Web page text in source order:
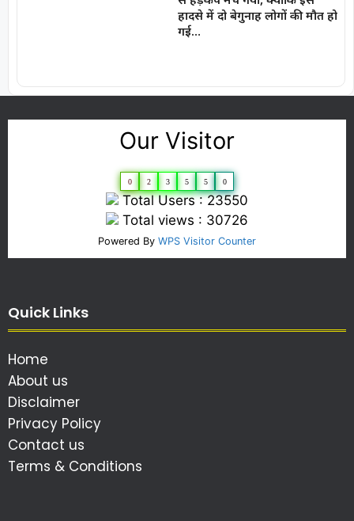
हादसे में दो बेगुनाह लोगों की मौत हो
गई…
Our Visitor
0 2 3 5 5 0
Total Users : 23550
Total views : 30726
Powered By WPS Visitor Counter
Quick Links
Home
About us
Disclaimer
Privacy Policy
Contact us
Terms & Conditions